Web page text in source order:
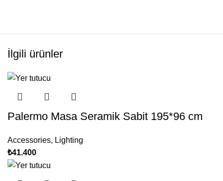
İlgili ürünler
Palermo Masa Seramik Sabit 195*96 cm
Accessories, Lighting
₺41.400